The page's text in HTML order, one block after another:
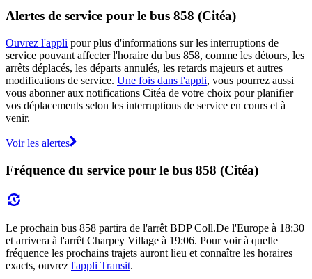
Alertes de service pour le bus 858 (Citéa)
Ouvrez l'appli pour plus d'informations sur les interruptions de
service pouvant affecter l'horaire du bus 858, comme les détours, les
arrêts déplacés, les départs annulés, les retards majeurs et autres
modifications de service. Une fois dans l'appli, vous pourrez aussi
vous abonner aux notifications Citéa de votre choix pour planifier
vos déplacements selon les interruptions de service en cours et à
venir.
Voir les alertes
Fréquence du service pour le bus 858 (Citéa)
Le prochain bus 858 partira de l'arrêt BDP Coll.De l'Europe à 18:30
et arrivera à l'arrêt Charpey Village à 19:06. Pour voir à quelle
fréquence les prochains trajets auront lieu et connaître les horaires
exacts, ouvrez l'appli Transit.